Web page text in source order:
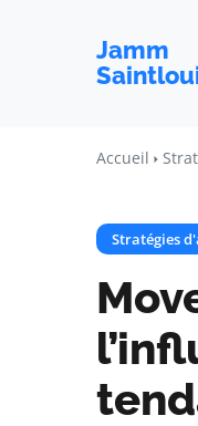
Jamm
Accueil
Stratégies